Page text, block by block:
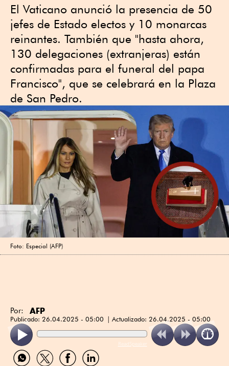
El Vaticano anunció la presencia de 50
jefes de Estado electos y 10 monarcas
reinantes. También que "hasta ahora,
130 delegaciones (extranjeras) están
confirmadas para el funeral del papa
Francisco", que se celebrará en la Plaza
de San Pedro.
Foto: Especial (AFP)
Por: AFP
Publicado: 26.04.2025 - 05:00 Actualizado: 26.04.2025 - 05:00
ReadSpeaker
Compartir
por
Compartir
por
Compartir
por
Compartir
por